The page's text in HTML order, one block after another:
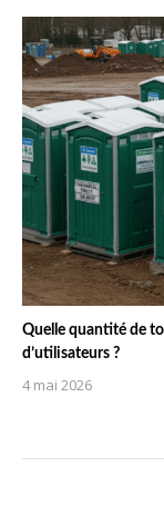
Quelle quantité de
d’utilisateurs ?
4 mai 2026